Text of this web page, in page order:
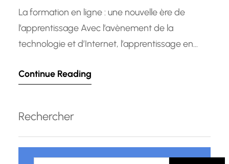
La formation en ligne : une nouvelle ère de
l’apprentissage Avec l’avènement de la
technologie et d’Internet, l’apprentissage en
formation en ligne offre une flexibilité et une
nouvelles compétences et connaissances à leur
propre rythme, où qu’ils…
Continue Reading
Rechercher